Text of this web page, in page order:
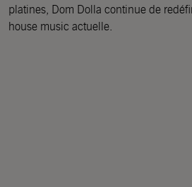
platines, Dom Dolla continue de
house music actuelle.